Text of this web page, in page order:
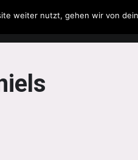
& Serien Musik
weiter nutzt, gehen wir von